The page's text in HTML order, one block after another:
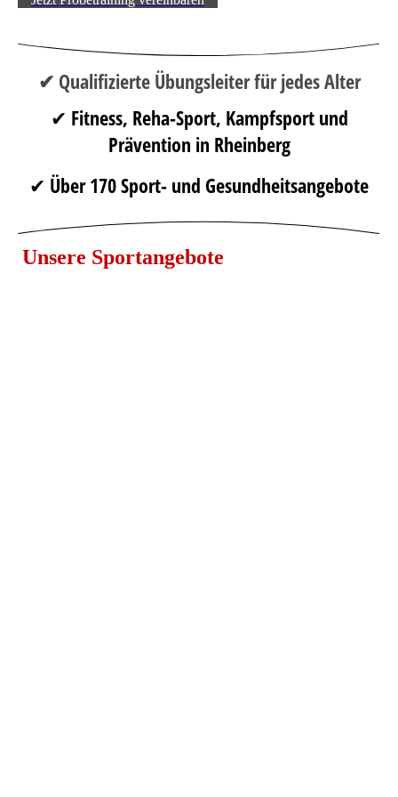
✔ Qualifizierte Übungsleiter für jedes Alter
✔ Fitness, Reha-Sport, Kampfsport und
Prävention in Rheinberg
✔ Über 170 Sport- und Gesundheitsangebote
Unsere Sportangebote